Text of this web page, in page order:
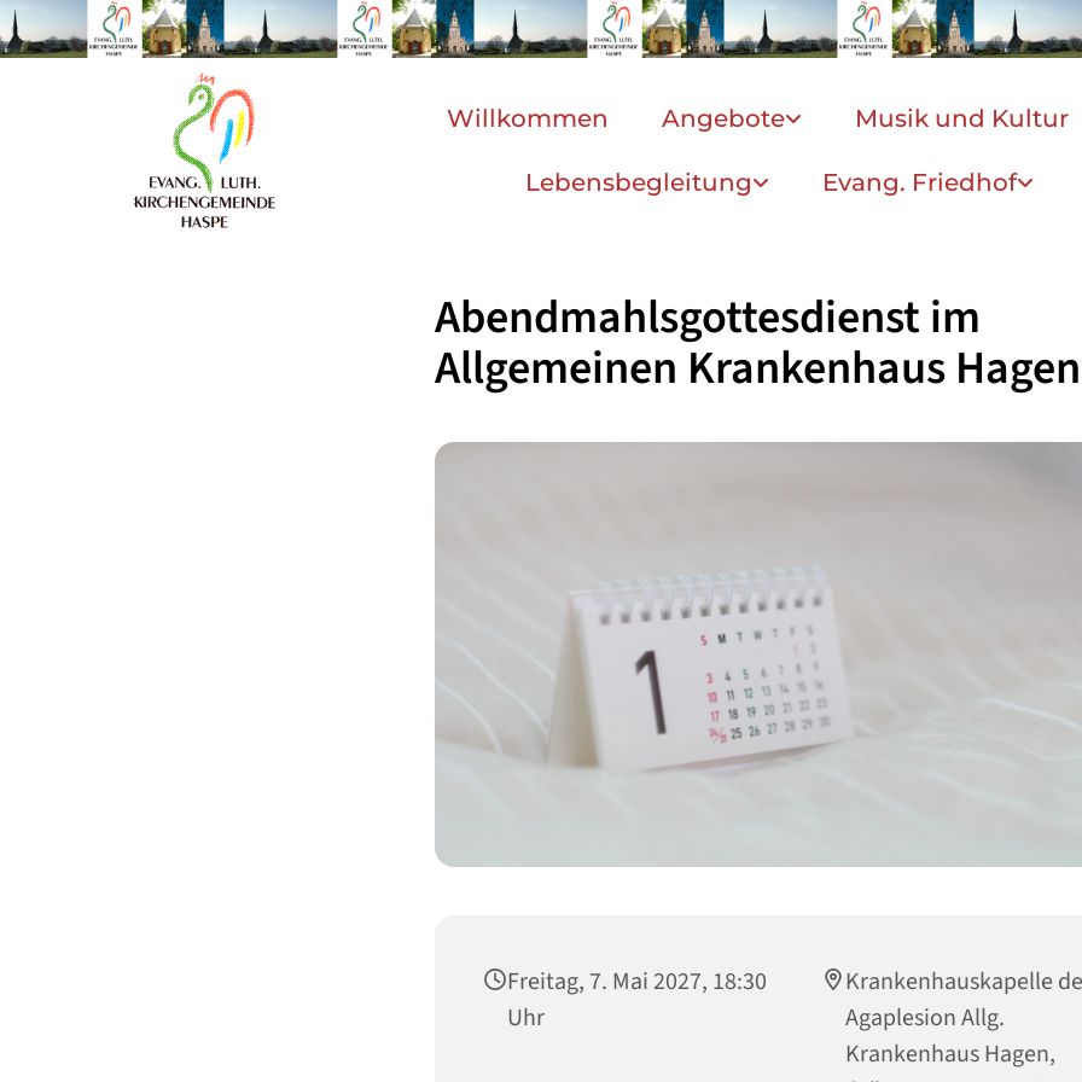
Willkommen Angebote Musik und Kultur
Lebensbegleitung Evang. Friedhof
Abendmahlsgottesdienst im
Allgemeinen Krankenhaus Hagen
Freitag, 7. Mai 2027, 18:30
Uhr
Krankenhauskapelle
Agaplesion Allg.
Krankenhaus Hagen,